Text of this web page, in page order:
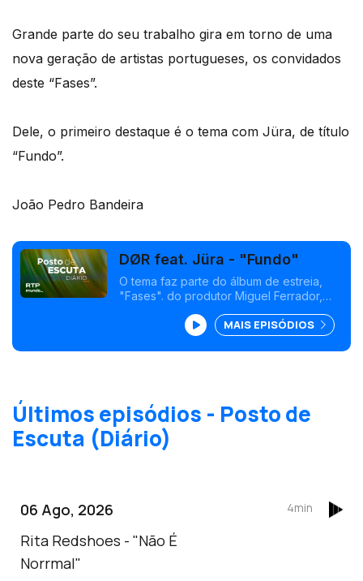
Grande parte do seu trabalho gira em torno de uma
nova geração de artistas portugueses, os convidados
deste “Fases”.
Dele, o primeiro destaque é o tema com Jüra, de título
“Fundo”.
João Pedro Bandeira
DØR feat. Jüra - "Fundo"
O tema faz parte do álbum de estreia,
"Fases". do produtor Miguel Ferrador,
disco colaborativo com uma dezena de
nomes como é o caso de Jüra.
MAIS EPISÓDIOS
Últimos episódios - Posto de
Escuta (Diário)
06 Ago, 2026
Rita Redshoes - "Não É
Norrmal"
4min